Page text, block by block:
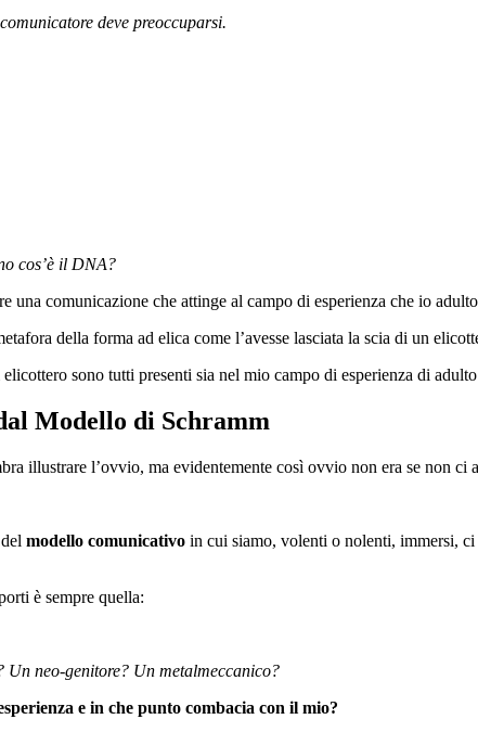
deve preoccuparsi.
cos’è il DNA?
una comunicazione che attinge al campo di esperienza che io
della forma ad elica come l’avesse lasciata la scia di un
sono tutti presenti sia nel mio campo di esperienza di
Modello di Schramm
illustrare l’ovvio, ma evidentemente così ovvio non era se non
modello comunicativo in cui siamo, volenti o nolenti, immersi,
è sempre quella:
Un neo-genitore? Un metalmeccanico?
e in che punto combacia con il mio?